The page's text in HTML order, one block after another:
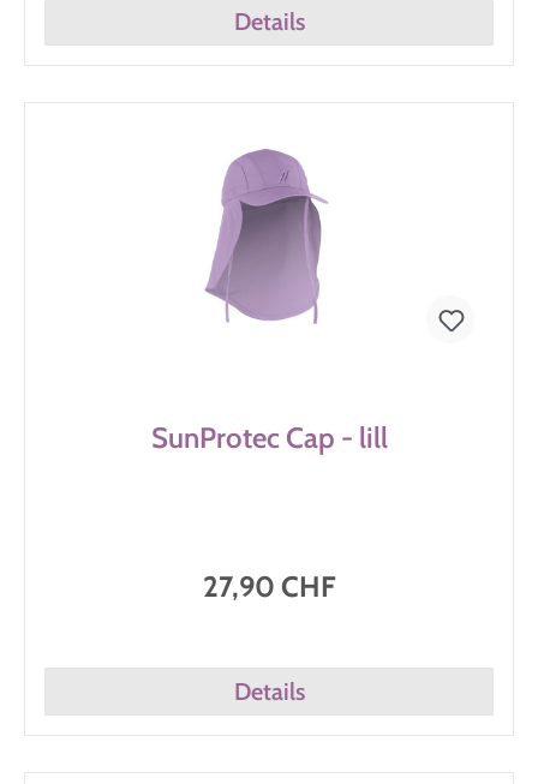
Details
SunProtec Cap - lill
27,90 CHF
Details